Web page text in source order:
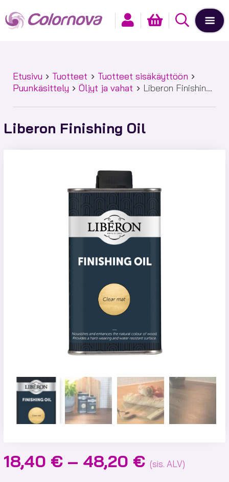
Etusivu Tuotteet
Tuotteet sisäkäyttöön
Puunkäsittely
Öljyt ja vahat
Liberon Finishing
Liberon Finishing Oil
18,40 € – 48,20 € (sis. ALV)